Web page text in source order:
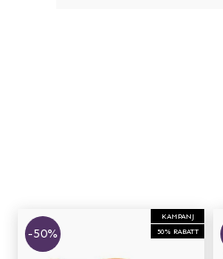
KAMPANJ
50% RABATT
-50%